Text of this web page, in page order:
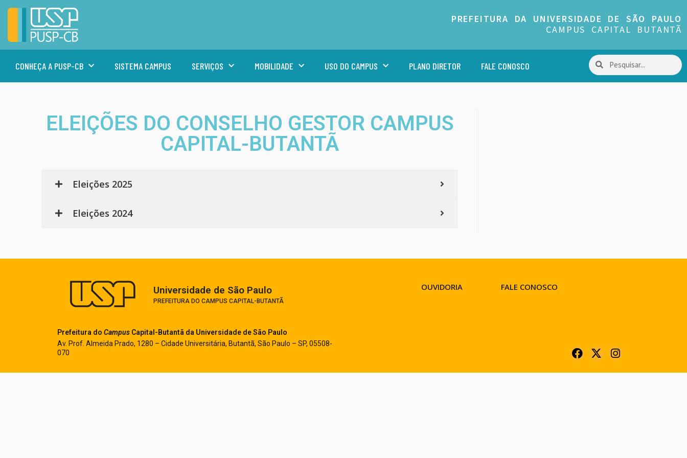
PREFEITURA DA UNIVERSIDADE DE SÃO PAULO
CAMPUS CAPITAL BUTANTÃ
CONHEÇA A PUSP-CB SISTEMA CAMPUS SERVIÇOS MOBILIDADE USO DO CAMPUS PLANO DIRETOR FALE CONOSCO
ELEIÇÕES DO CONSELHO GESTOR CAMPUS
CAPITAL-BUTANTÃ
Eleições 2025
Eleições 2024
Universidade de São Paulo​
PREFEITURA DO CAMPUS CAPITAL-BUTANTÃ
Prefeitura do Campus Capital-Butantã da Universidade de São Paulo
Av. Prof. Almeida Prado, 1280 – Cidade Universitária, Butantã, São Paulo – SP, 05508-
070
OUVIDORIA FALE CONOSCO